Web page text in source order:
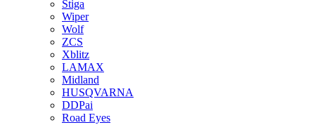
Stiga
Wiper
Wolf
ZCS
Xblitz
LAMAX
Midland
HUSQVARNA
DDPai
Road Eyes